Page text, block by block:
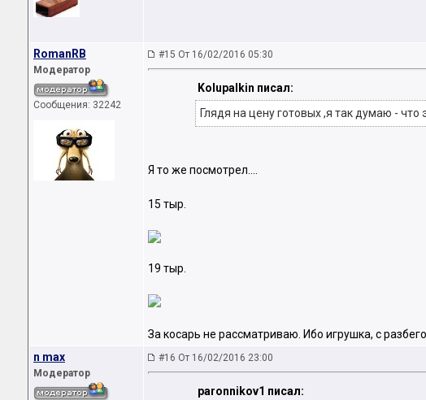
RomanRB
Модератор
Сообщения: 32242
#15 От 16/02/2016 05:30
Kolupalkin писал:
Глядя на цену готовых ,я так думаю - что
Я то же посмотрел....
15 тыр.
19 тыр.
За косарь не рассматриваю. Ибо игрушка, с
n max
Модератор
#16 От 16/02/2016 23:00
paronnikov1 писал: